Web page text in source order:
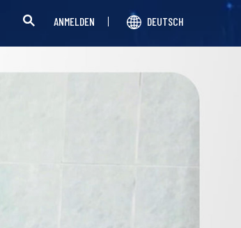
ANMELDEN DEUTSCH